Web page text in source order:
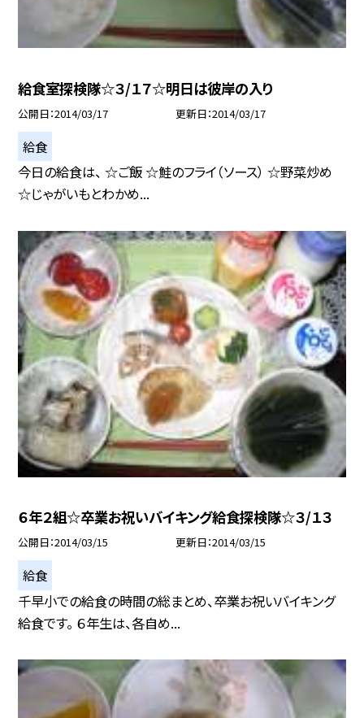
給食室探検隊☆３/１７☆明日は彼岸の入り
公開日 2014/03/17 更新日 2014/03/17
給食
今日の給食は、 ☆ご飯 ☆鮭のフライ（ソース） ☆野菜炒め
☆じゃがいもとわかめ...
６年２組☆卒業お祝いバイキング給食探検隊☆３/１３
公開日 2014/03/15 更新日 2014/03/15
給食
千早小での給食の時間の総まとめ、卒業お祝いバイキング
給食です。 ６年生は、各自め...